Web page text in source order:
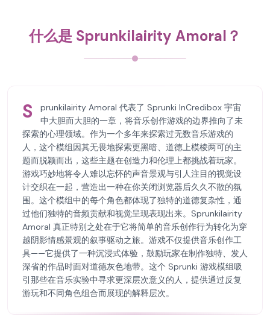
什么是 Sprunkilairity Amoral？
S
prunkilairity Amoral 代表了 Sprunki InCredibox 宇宙
中大胆而大胆的一章，将音乐创作游戏的边界推向了未
探索的心理领域。作为一个多年来探索过无数音乐游戏的
人，这个模组因其无畏地探索更黑暗、道德上模棱两可的主
题而脱颖而出，这些主题在创造力和伦理上都挑战着玩家。
游戏巧妙地将令人难以忘怀的声音景观与引人注目的视觉设
计交织在一起，营造出一种在你关闭浏览器后久久不散的氛
围。这个模组中的每个角色都体现了独特的道德复杂性，通
过他们独特的音频贡献和视觉呈现表现出来。Sprunkilairity
Amoral 真正特别之处在于它将简单的音乐创作行为转化为穿
越阴影情感景观的叙事驱动之旅。游戏不仅提供音乐创作工
具——它提供了一种沉浸式体验，鼓励玩家在制作独特、发人
深省的作品时面对道德灰色地带。这个 Sprunki 游戏模组吸
引那些在音乐实验中寻求更深层次意义的人，提供通过反复
游玩和不同角色组合而展现的解释层次。